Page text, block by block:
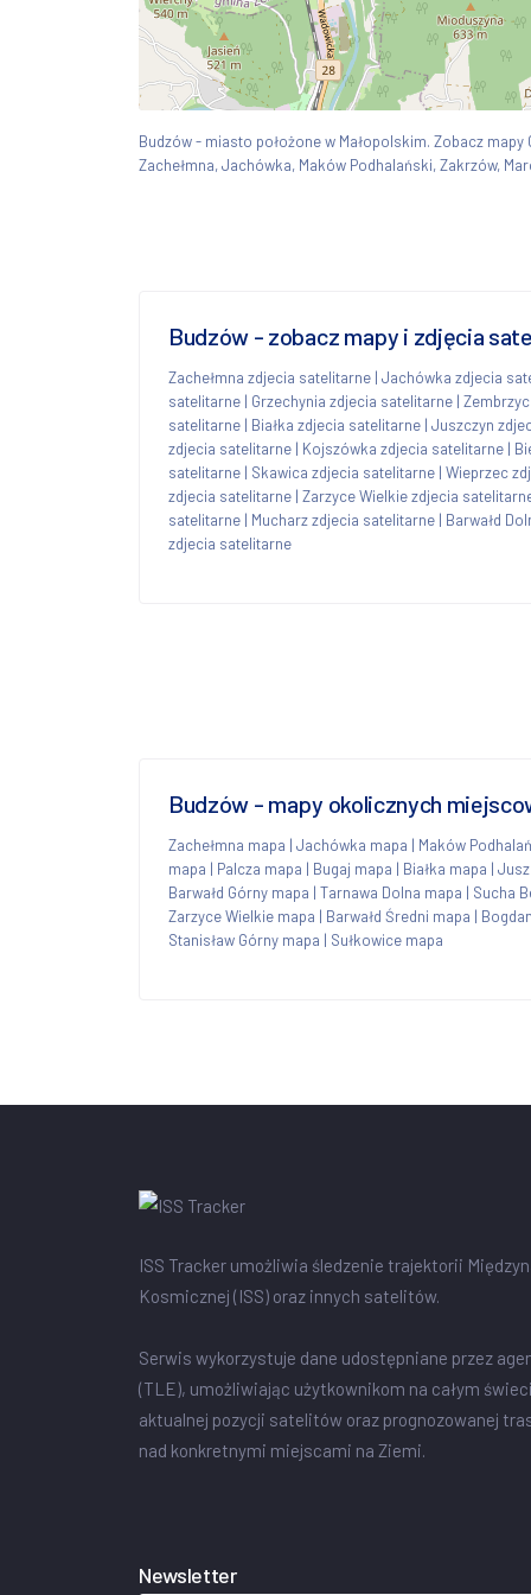
Budzów - miasto położone w Małopolskim. Zobacz
Zachełmna, Jachówka, Maków Podhalański, Zakrzów,
Budzów - zobacz mapy i zdjęcia
Zachełmna zdjecia satelitarne | Jachówka zdjecia
satelitarne | Grzechynia zdjecia satelitarne |
satelitarne | Białka zdjecia satelitarne | Juszczyn
zdjecia satelitarne | Kojszówka zdjecia satelitarne |
satelitarne | Skawica zdjecia satelitarne | Wieprzec
zdjecia satelitarne | Zarzyce Wielkie zdjecia
satelitarne | Mucharz zdjecia satelitarne | Barwałd
zdjecia satelitarne
Budzów - mapy okolicznych
Zachełmna mapa | Jachówka mapa | Maków
mapa | Palcza mapa | Bugaj mapa | Białka mapa |
Barwałd Górny mapa | Tarnawa Dolna mapa | Sucha
Zarzyce Wielkie mapa | Barwałd Średni mapa |
Stanisław Górny mapa | Sułkowice mapa
ISS Tracker umożliwia śledzenie trajektorii
Kosmicznej (ISS) oraz innych satelitów.
Serwis wykorzystuje dane udostępniane przez
(TLE), umożliwiając użytkownikom na całym
aktualnej pozycji satelitów oraz prognozowanej
nad konkretnymi miejscami na Ziemi.
Newsletter